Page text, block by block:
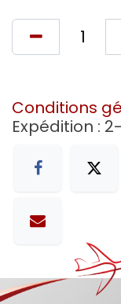
Conditions
Expédition :